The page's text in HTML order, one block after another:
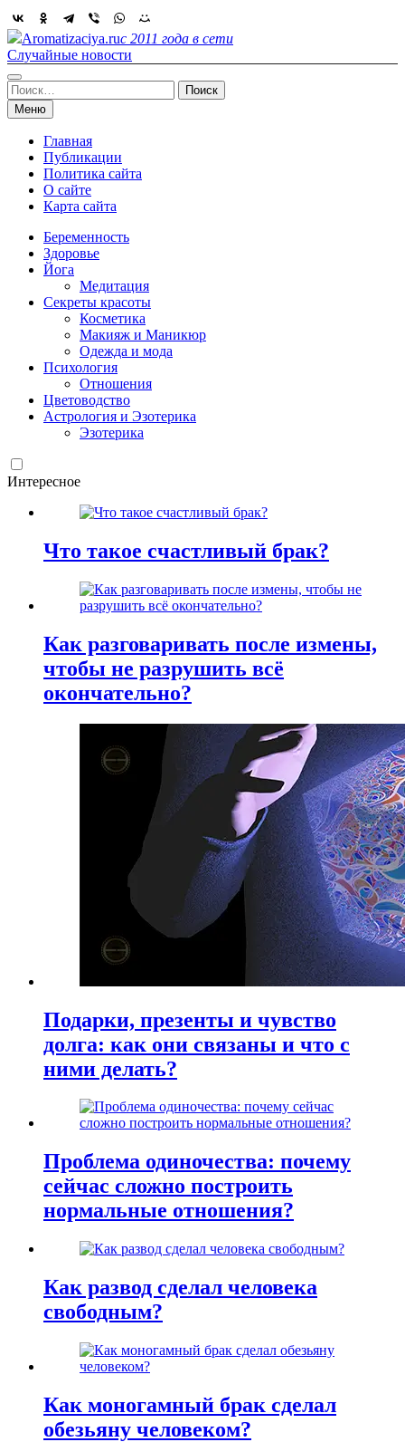
Skip
to
content
Aromatizaciya.ruс 2011 года в сети
Случайные новости
Найти:
Меню
Главная
Публикации
Политика сайта
О сайте
Карта сайта
Беременность
Здоровье
Йога
Медитация
Секреты красоты
Косметика
Макияж и Маникюр
Одежда и мода
Психология
Отношения
Цветоводство
Астрология и Эзотерика
Эзотерика
Интересное
Что такое счастливый брак?
Как разговаривать после измены,
чтобы не разрушить всё
окончательно?
Подарки, презенты и чувство
долга: как они связаны и что с
ними делать?
Проблема одиночества: почему
сейчас сложно построить
нормальные отношения?
Как развод сделал человека
свободным?
Как моногамный брак сделал
обезьяну человеком?